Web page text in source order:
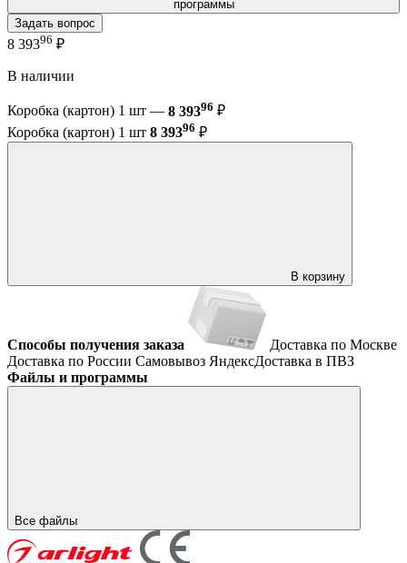
программы
Задать вопрос
8 39396 ₽
В наличии
Коробка (картон) 1 шт — 8 39396 ₽
Коробка (картон) 1 шт 8 39396 ₽
В корзину
Способы получения заказа
Доставка по Москве
Доставка по России Самовывоз ЯндексДоставка в ПВЗ
Файлы и программы
Все файлы